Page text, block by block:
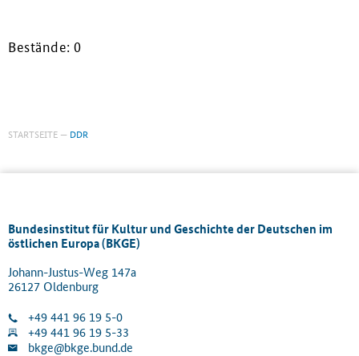
Bestände: 0
STARTSEITE DDR
Bundesinstitut für Kultur und Geschichte der Deutschen im
östlichen Europa (BKGE)
Johann-Justus-Weg 147a
26127 Oldenburg
+49 441 96 19 5-0
+49 441 96 19 5-33
bkge@bkge.bund.de